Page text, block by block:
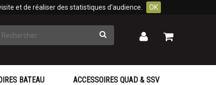
et de réaliser des statistiques d'audience. OK
Rechercher Mon
Mon
BATEAU ACCESSOIRES QUAD & SSV